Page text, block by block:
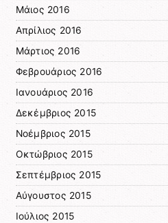
Μάιος 2016
Απρίλιος 2016
Μάρτιος 2016
Φεβρουάριος 2016
Ιανουάριος 2016
Δεκέμβριος 2015
Νοέμβριος 2015
Οκτώβριος 2015
Σεπτέμβριος 2015
Αύγουστος 2015
Ιούλιος 2015